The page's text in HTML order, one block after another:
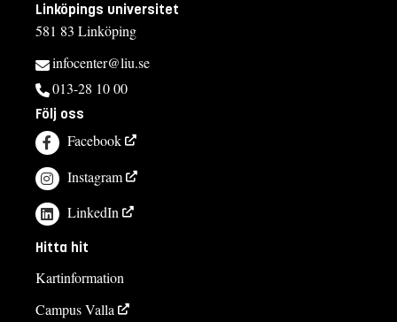
Linköpings universitet
581 83 Linköping
infocenter@liu.se
013-28 10 00
Följ oss
Facebook
Instagram
LinkedIn
Hitta hit
Kartinformation
Campus Valla